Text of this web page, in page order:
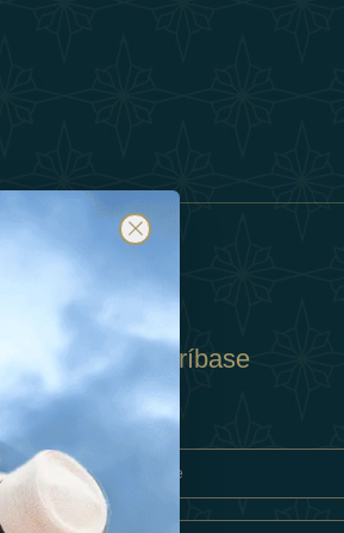
Suscríbase